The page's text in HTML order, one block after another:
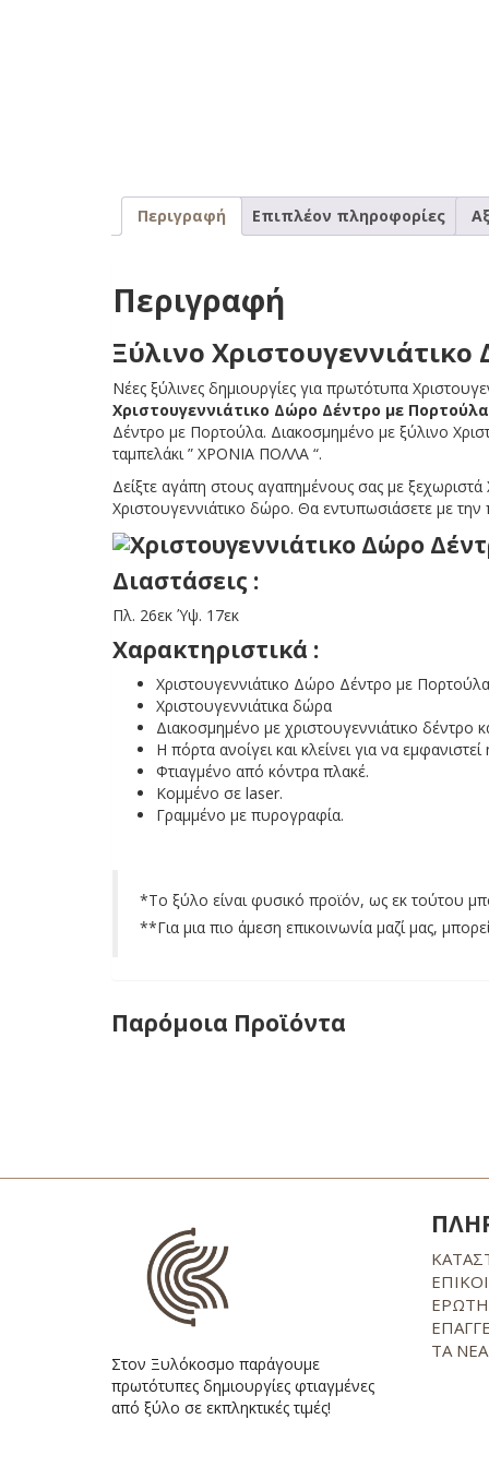
Περιγραφή Επιπλέον πληροφορίες
Περιγραφή
Ξύλινο
Νέες ξύλινες δημιουργίες για πρωτότυπα
Χριστουγεννιάτικο Δώρο Δέντρο με Πορτούλα
Δέντρο με Πορτούλα. Διακοσμημένο με ξύλινο
ταμπελάκι ” ΧΡΟΝΙΑ ΠΟΛΛΑ “.
Δείξτε αγάπη στους αγαπημένους σας με
Χριστουγεννιάτικο δώρο. Θα εντυπωσιάσετε με
Διαστάσεις :
Πλ. 26εκ Ύψ. 17εκ
Χαρακτηριστικά :
Χριστουγεννιάτικο Δώρο Δέντρο με
Χριστουγεννιάτικα δώρα
Διακοσμημένο με χριστουγεννιάτικο δέντρο
Η πόρτα ανοίγει και κλείνει για να
Φτιαγμένο από κόντρα πλακέ.
Κομμένο σε laser.
Γραμμένο με πυρογραφία.
*Το ξύλο είναι φυσικό προϊόν, ως εκ τούτου
**Για μια πιο άμεση επικοινωνία μαζί μας,
Παρόμοια Προϊόντα
Στον Ξυλόκοσμο παράγουμε
πρωτότυπες δημιουργίες φτιαγμένες
από ξύλο σε εκπληκτικές τιμές!
ΤΑ